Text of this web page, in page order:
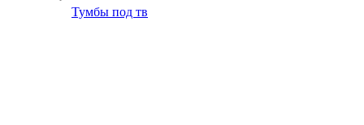
Тумбы под тв